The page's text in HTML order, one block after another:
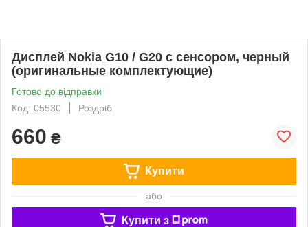
Дисплей Nokia G10 / G20 с сенсором, черный
(оригинальные комплектующие)
Готово до відправки
Код: 05530
Роздріб
660 ₴
Купити
або
Купити з